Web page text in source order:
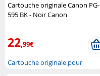
Cartouche originale Canon PG-
595 BK - Noir Canon
22,99€
Cartouche originale pour